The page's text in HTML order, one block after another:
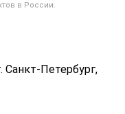
в России.
Санкт-Петербург,
данных